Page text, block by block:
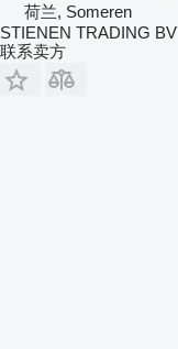
荷兰, Someren
STIENEN TRADING BV
联系卖方